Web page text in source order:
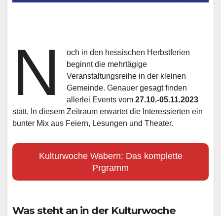
N
och in den hessischen Herbstferien
beginnt die mehrtägige
Veranstaltungsreihe in der kleinen
Gemeinde. Genauer gesagt finden
allerlei Events vom27.10.-05.11.2023
statt. In diesem Zeitraum erwartet die Interessierten ein
bunter Mix aus Feiern, Lesungen und Theater.
Kulturwoche Wabern: Das komplette
Prgramm
Was steht an in der Kulturwoche